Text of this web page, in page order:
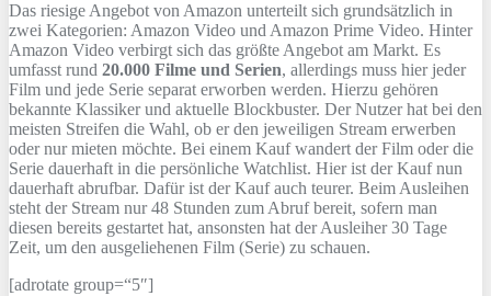
Das riesige Angebot von Amazon unterteilt sich grundsätzlich in
zwei Kategorien: Amazon Video und Amazon Prime Video. Hinter
Amazon Video verbirgt sich das größte Angebot am Markt. Es
umfasst rund 20.000 Filme und Serien, allerdings muss hier jeder
Film und jede Serie separat erworben werden. Hierzu gehören
bekannte Klassiker und aktuelle Blockbuster. Der Nutzer hat bei den
meisten Streifen die Wahl, ob er den jeweiligen Stream erwerben
oder nur mieten möchte. Bei einem Kauf wandert der Film oder die
Serie dauerhaft in die persönliche Watchlist. Hier ist der Kauf nun
dauerhaft abrufbar. Dafür ist der Kauf auch teurer. Beim Ausleihen
steht der Stream nur 48 Stunden zum Abruf bereit, sofern man
diesen bereits gestartet hat, ansonsten hat der Ausleiher 30 Tage
Zeit, um den ausgeliehenen Film (Serie) zu schauen.
[adrotate group=“5″]